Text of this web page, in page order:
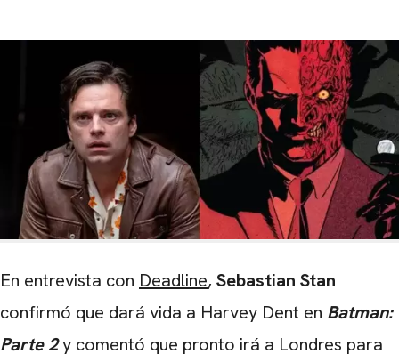
En entrevista con Deadline, Sebastian Stan
confirmó que dará vida a Harvey Dent en Batman:
Parte 2y comentó que pronto irá a Londres para